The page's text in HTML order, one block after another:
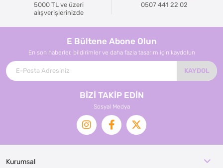
5000 TL ve üzeri
alışverişlerinizde
0507 441 22 02
E Bültene Abone Olun
En son haberler, bildirimler ve daha fazla tasarım için kaydolun
KAYDOL
BİZİ TAKİP EDİN
Sosyal Medya
Kurumsal